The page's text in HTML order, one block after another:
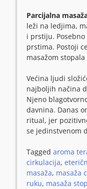
Parcijalna
leži na ledjima,
i prstiju.
prstima. Postoji
masažom
Većina ljudi
najboljih načina
Njeno
davnina. Danas
ritual, jer
se jedinstvenom
Tagged aroma
cirkulacija,
masaža, masaža
ruku, masaža